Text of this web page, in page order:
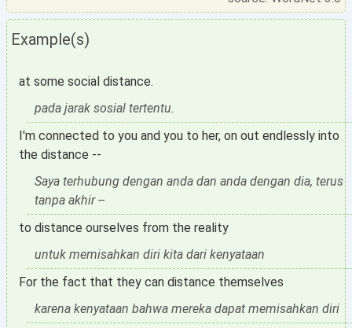
Example(s)
at some social distance.
pada jarak sosial tertentu.
I'm connected to you and you to her, on out endlessly into
the distance --
Saya terhubung dengan anda dan anda dengan dia, terus
tanpa akhir --
to distance ourselves from the reality
untuk memisahkan diri kita dari kenyataan
For the fact that they can distance themselves
karena kenyataan bahwa mereka dapat memisahkan diri